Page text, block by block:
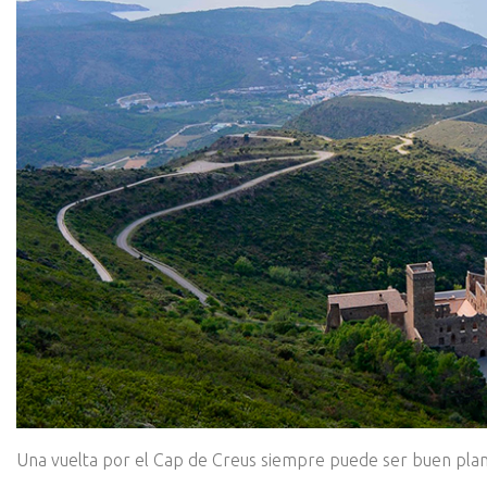
Una vuelta por el Cap de Creus siempre puede ser buen